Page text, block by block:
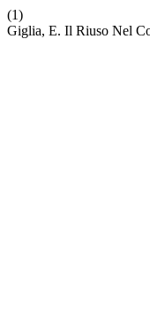
(1)
Giglia, E. Il Riuso Nel